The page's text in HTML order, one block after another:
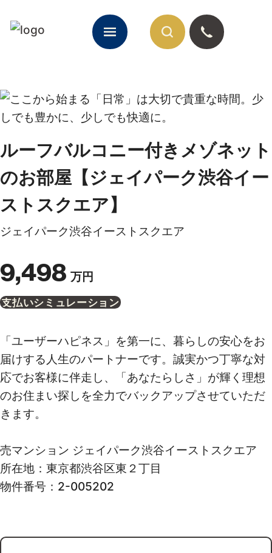
ルーフバルコニー付きメゾネット
のお部屋【ジェイパーク渋谷イー
ストスクエア】
ジェイパーク渋谷イーストスクエア
9,498 万円
支払いシミュレーション
「ユーザーハピネス」を第一に、暮らしの安心をお
届けする人生のパートナーです。誠実かつ丁寧な対
応でお客様に伴走し、「あなたらしさ」が輝く理想
のお住まい探しを全力でバックアップさせていただ
きます。
売マンション ジェイパーク渋谷イーストスクエア
所在地：東京都渋谷区東２丁目
物件番号：2-005202
閉じる